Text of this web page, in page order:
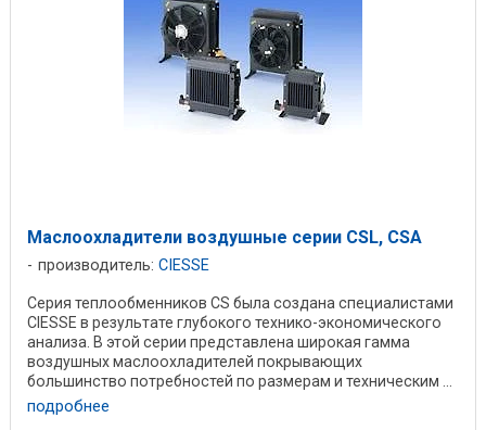
Маслоохладители воздушные серии CSL, CSA
производитель: CIESSE
Серия теплообменников CS была создана специалистами
CIESSE в результате глубокого технико-экономического
анализа. В этой серии представлена широкая гамма
воздушных маслоохладителей покрывающих
большинство потребностей по размерам и техническим ...
подробнее